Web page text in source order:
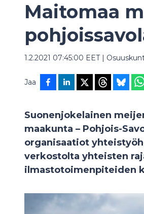
Maitomaa
1.2.2021 07:45:00 EET|
Jaa
Suonenjokelainen
maakunta – Pohjois-
organisaatiot
verkostolta yhteisten
ilmastotoimenpiteiden